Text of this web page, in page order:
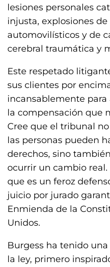
lesiones personales
injusta, explosiones
automovilísticos y de
cerebral traumática y
Este respetado
sus clientes por
incansablemente
la compensación que
Cree que el tribunal
las personas pueden
derechos, sino
ocurrir un cambio
que es un feroz
juicio por jurado
Enmienda de la
Unidos.
Burgess ha tenido
la ley, primero